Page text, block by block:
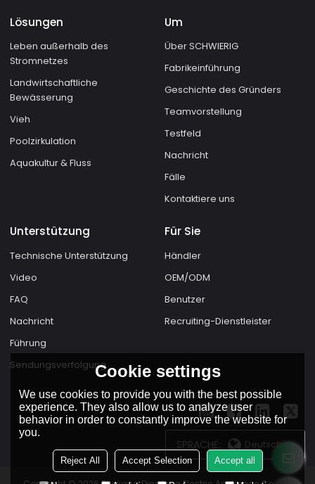
Lösungen
Leben außerhalb des
Stromnetzes
Landwirtschaftliche
Bewässerung
Vieh
Poolzirkulation
Aquakultur & Fluss
Um
Über SCHWIERIG
Fabrikeinführung
Geschichte des Gründers
Teamvorstellung
Testfeld
Nachricht
Fälle
Kontaktiere uns
Unterstützung
Technische Unterstützung
Video
FAQ
Nachricht
Führung
Sendungsverfolgung
Für Sie
Händler
OEM/ODM
Benutzer
Recruiting-Dienstleister
SPRACHE: Deutsch
Cookie settings
We use cookies to provide you with the best possible
experience. They also allow us to analyze user
behavior in order to constantly improve the website for
you.
Reject All Accept Selection Accept all